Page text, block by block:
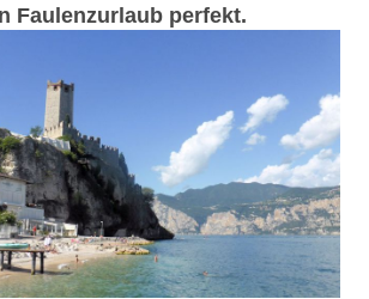
Faulenzurlaub perfekt.